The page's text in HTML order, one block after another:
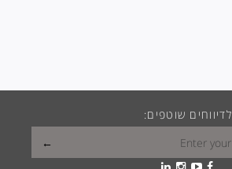
לדיווחים שוטפים: